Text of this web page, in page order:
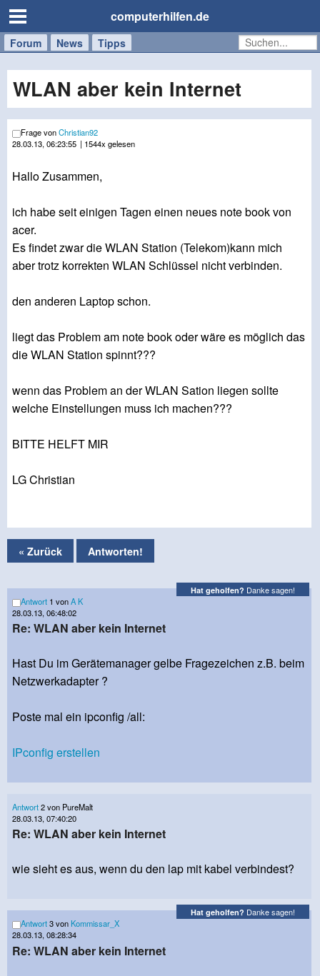
computerhilfen.de
Forum News Tipps
Handy
Tablet
Windows
Mac
WLAN aber kein Internet
Frage vonChristian92
28.03.13, 06:23:55 | 1544x gelesen
Hallo Zusammen,
ich habe seit einigen Tagen einen neues note book von
acer.
Es findet zwar die WLAN Station (Telekom)kann mich
aber trotz korrekten WLAN Schlüssel nicht verbinden.
den anderen Laptop schon.
liegt das Problem am note book oder wäre es möglich das
die WLAN Station spinnt???
wenn das Problem an der WLAN Sation liegen sollte
welche Einstellungen muss ich machen???
BITTE HELFT MIR
LG Christian
« Zurück Antworten!
Hat geholfen? Danke sagen!
Antwort 1 vonA K
28.03.13, 06:48:02
Re: WLAN aber kein Internet
Hast Du im Gerätemanager gelbe Fragezeichen z.B. beim
Netzwerkadapter ?
Poste mal ein ipconfig /all:
IPconfig erstellen
Antwort2 von PureMalt
28.03.13, 07:40:20
Re: WLAN aber kein Internet
wie sieht es aus, wenn du den lap mit kabel verbindest?
Hat geholfen? Danke sagen!
Antwort3 von Kommissar_X
28.03.13, 08:28:34
Re: WLAN aber kein Internet